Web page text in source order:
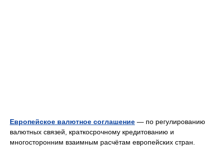
Европейское валютное соглашение — по регулированию
валютных связей, краткосрочному кредитованию и
многосторонним взаимным расчётам европейских стран.